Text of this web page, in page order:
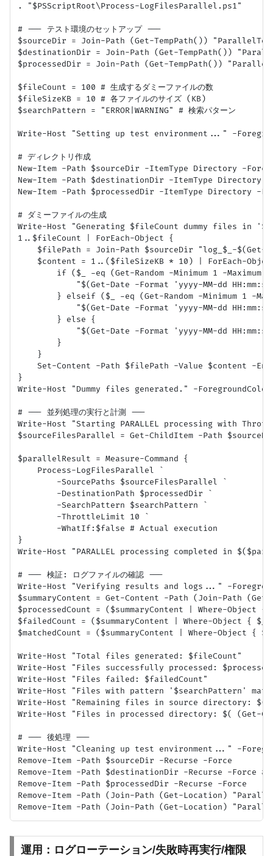
. "$PSScriptRoot\Process-LogFilesParallel.ps1"
# --- テスト環境のセットアップ ---
$sourceDir = Join-Path (Get-TempPath())
$destinationDir = Join-Path (Get-TempPath())
$processedDir = Join-Path (Get-TempPath())
$fileCount = 100 # 生成するダミーファイルの数
$fileSizeKB = 10 # 各ファイルのサイズ (KB)
$searchPattern = "ERROR|WARNING" # 検索パターン
Write-Host "Setting up test environment..." -
# ディレクトリ作成
New-Item -Path $sourceDir -ItemType Directory -
New-Item -Path $destinationDir -ItemType Directory
New-Item -Path $processedDir -ItemType Directory -
# ダミーファイルの生成
Write-Host "Generating $fileCount dummy files in
1..$fileCount | ForEach-Object {
$filePath = Join-Path $sourceDir "log_$_-$(Get-
$content = 1..($fileSizeKB * 10) | ForEach-
if ($_ -eq (Get-Random -Minimum 1 -Maximum
"$(Get-Date -Format 'yyyy-MM-dd
} elseif ($_ -eq (Get-Random -Minimum 1 -
"$(Get-Date -Format 'yyyy-MM-dd
        } else {
"$(Get-Date -Format 'yyyy-MM-dd
        }
    }
Set-Content -Path $filePath -Value $content -
}
Write-Host "Dummy files generated." -ForegroundColor
# --- 並列処理の実行と計測 ---
Write-Host "Starting PARALLEL processing with
$sourceFilesParallel = Get-ChildItem -Path
$parallelResult = Measure-Command {
    Process-LogFilesParallel `
        -SourcePaths $sourceFilesParallel `
        -DestinationPath $processedDir `
        -SearchPattern $searchPattern `
        -ThrottleLimit 10 `
        -WhatIf:$false # Actual execution
}
Write-Host "PARALLEL processing completed in
# --- 検証: ログファイルの確認 ---
Write-Host "Verifying results and logs..." -
$summaryContent = Get-Content -Path (Join-Path
$processedCount = ($summaryContent | Where-
$failedCount = ($summaryContent | Where-Object {
$matchedCount = ($summaryContent | Where-Object
Write-Host "Total files generated: $fileCount"
Write-Host "Files successfully processed:
Write-Host "Files failed: $failedCount"
Write-Host "Files with pattern '$searchPattern'
Write-Host "Remaining files in source directory: $(
Write-Host "Files in processed directory: $( (Get-
# --- 後処理 ---
Write-Host "Cleaning up test environment..." -
Remove-Item -Path $sourceDir -Recurse -Force
Remove-Item -Path $destinationDir -Recurse -Force
Remove-Item -Path $processedDir -Recurse -Force
Remove-Item -Path (Join-Path (Get-Location)
運用：ログローテーション/失敗時再実行/権限